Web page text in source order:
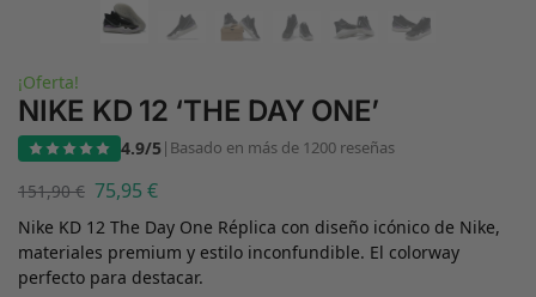
¡Oferta!
NIKE KD 12 ‘THE DAY ONE’
4.9/5| Basado en más de 1200 reseñas
151,90€ 75,95 €
Nike KD 12 The Day One Réplica con diseño icónico de Nike,
materiales premium y estilo inconfundible. El colorway
perfecto para destacar.